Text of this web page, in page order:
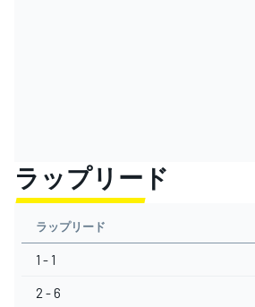
ラップリード
ラップリード
1 - 1
2 - 6